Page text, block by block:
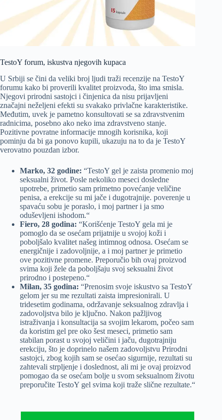
TestoY forum, iskustva njegovih kupaca
U Srbiji se čini da veliki broj ljudi traži recenzije na TestoY
forumu kako bi proverili kvalitet proizvoda, što ima smisla.
Njegovi prirodni sastojci i činjenica da nisu prijavljeni
značajni neželjeni efekti su svakako privlačne karakteristike.
Međutim, uvek je pametno konsultovati se sa zdravstvenim
radnicima, posebno ako neko ima zdravstveno stanje.
Pozitivne povratne informacije mnogih korisnika, koji
pominju da bi ga ponovo kupili, ukazuju na to da je TestoY
verovatno pouzdan izbor.
Marko, 32 godine: “TestoY gel je zaista promenio moj
seksualni život. Posle nekoliko meseci dosledne
upotrebe, primetio sam primetno povećanje veličine
penisa, a erekcije su mi jače i dugotrajnije. poverenje u
spavaću sobu je poraslo, i moj partner i ja smo
oduševljeni ishodom.“
Fiero, 28 godina: “Korišćenje TestoY gela mi je
pomoglo da se osećam prijatnije u svojoj koži i
poboljšalo kvalitet našeg intimnog odnosa. Osećam se
energičnije i zadovoljnije, a i moj partner je primetio
ove pozitivne promene. Preporučio bih ovaj proizvod
svima koji žele da poboljšaju svoj seksualni život
prirodno i postepeno.“
Milan, 35 godina: “Prenosim svoje iskustvo sa TestoY
gelom jer su me rezultati zaista impresionirali. U
tridesetim godinama, održavanje seksualnog zdravlja i
zadovoljstva bilo je ključno. Nakon pažljivog
istraživanja i konsultacija sa svojim lekarom, počeo sam
da koristim gel pre oko šest meseci, primetio sam
stabilan porast u svojoj veličini i jaču, dugotrajniju
erekciju, što je doprinelo našem zadovoljstvu Prirodni
sastojci, zbog kojih sam se osećao sigurnije, rezultati su
zahtevali strpljenje i doslednost, ali mi je ovaj proizvod
pomogao da se osećam bolje u svom seksualnom životu
preporučite TestoY gel svima koji traže slične rezultate.“